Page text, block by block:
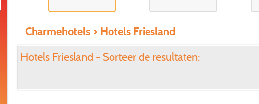
Charmehotels> Hotels Friesland
Hotels Friesland - Sorteer de resultaten: